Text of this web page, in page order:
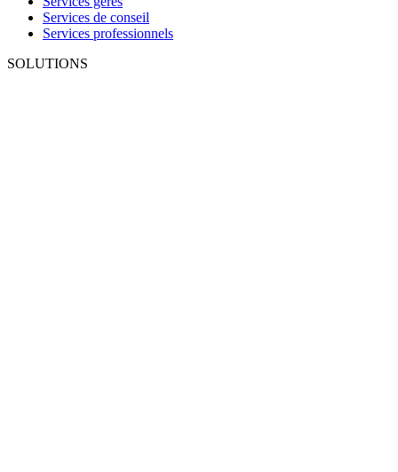
Services de conseil
Services professionnels
SOLUTIONS